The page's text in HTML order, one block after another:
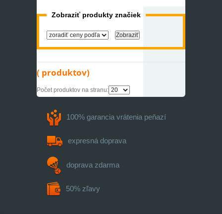
Zobraziť produkty značiek
( produktov)
Počet produktov na stranu:
100% garancia vrátenia peňazí
expresná doprava
doprava zdarma
50% zľavy